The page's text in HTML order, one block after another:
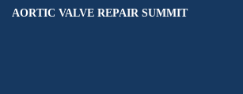
AORTIC VALVE REPAIR SUMMIT